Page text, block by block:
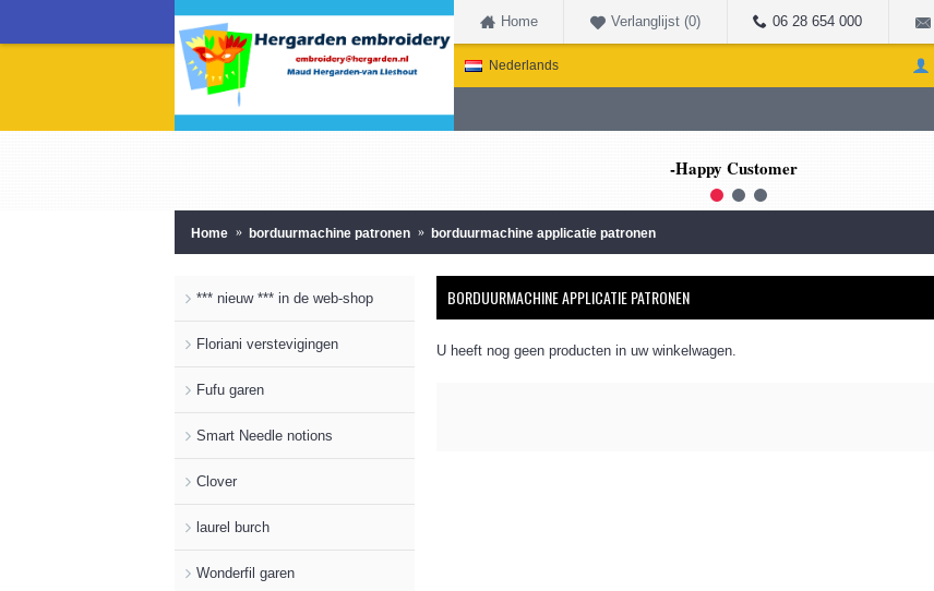
Home Verlanglijst (0) 06 28 654 000
Nederlands
-Happy Customer
1 2 3
Home borduurmachine patronen borduurmachine applicatie patronen
*** nieuw *** in de web-shop
Floriani verstevigingen
Fufu garen
Smart Needle notions
Clover
laurel burch
Wonderfil garen
BORDUURMACHINE APPLICATIE PATRONEN
U heeft nog geen producten in uw winkelwagen.